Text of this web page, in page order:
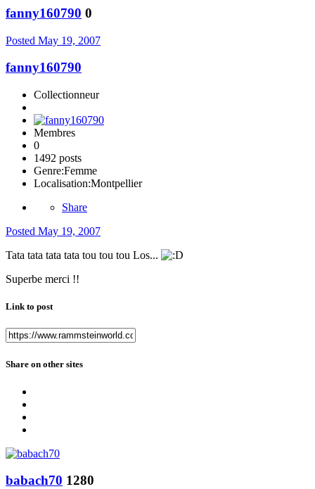
fanny160790 0
Posted May 19, 2007
fanny160790
Collectionneur
Membres
0
1492 posts
Genre:Femme
Localisation:Montpellier
Share
Posted May 19, 2007
Tata tata tata tata tou tou tou Los...
Superbe merci !!
Link to post
Share on other sites
babach70 1280